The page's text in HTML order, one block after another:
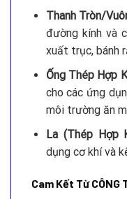
Thanh Tròn/
đường kính và
xuất trục, bánh
Ống Thép Hợp
cho các ứng
môi trường ăn
La (Thép Hợp
dụng cơ khí và
Cam Kết Từ CÔNG